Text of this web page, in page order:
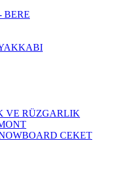
BERE
VE RÜZGARLIK
CEKET